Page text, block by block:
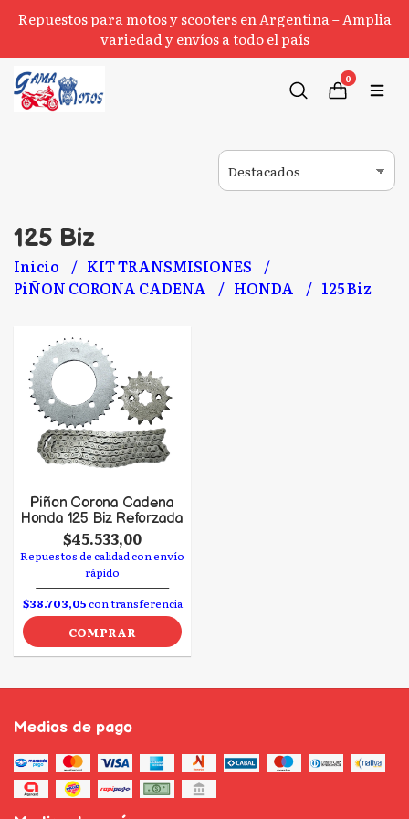
Repuestos para motos y scooters en Argentina – Amplia
variedad y envíos a todo el país
0
125 Biz
Inicio
KIT TRANSMISIONES
PiÑON CORONA CADENA
HONDA 125 Biz
Piñon Corona Cadena
Honda 125 Biz Reforzada
$45.533,00
Repuestos de calidad con envío
rápido
$38.703,05con transferencia
COMPRAR
Medios de pago